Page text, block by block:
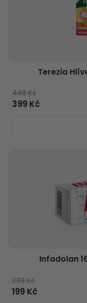
Terezia
449 Kč
399 Kč
Infadolan
239 Kč
199 Kč